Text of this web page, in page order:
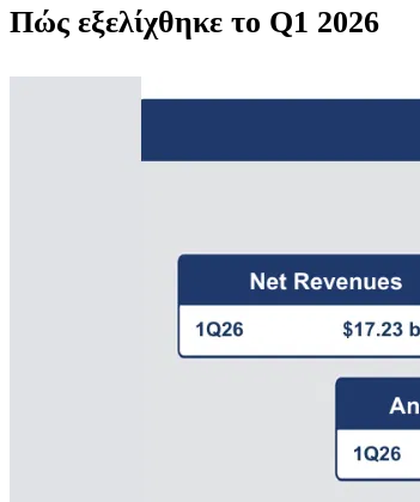
Πώς εξελίχθηκε το Q1 2026